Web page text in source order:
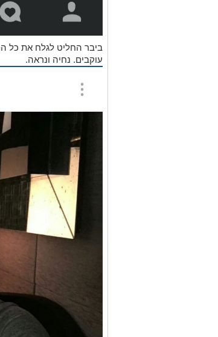
ביבר החליט לגלח את כל
עוקבים. נחיה ונראה.